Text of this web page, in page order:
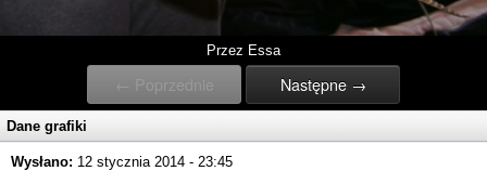
Przez Essa
← Poprzednie Następne →
Dane grafiki
Wysłano: 12 stycznia 2014 - 23:45